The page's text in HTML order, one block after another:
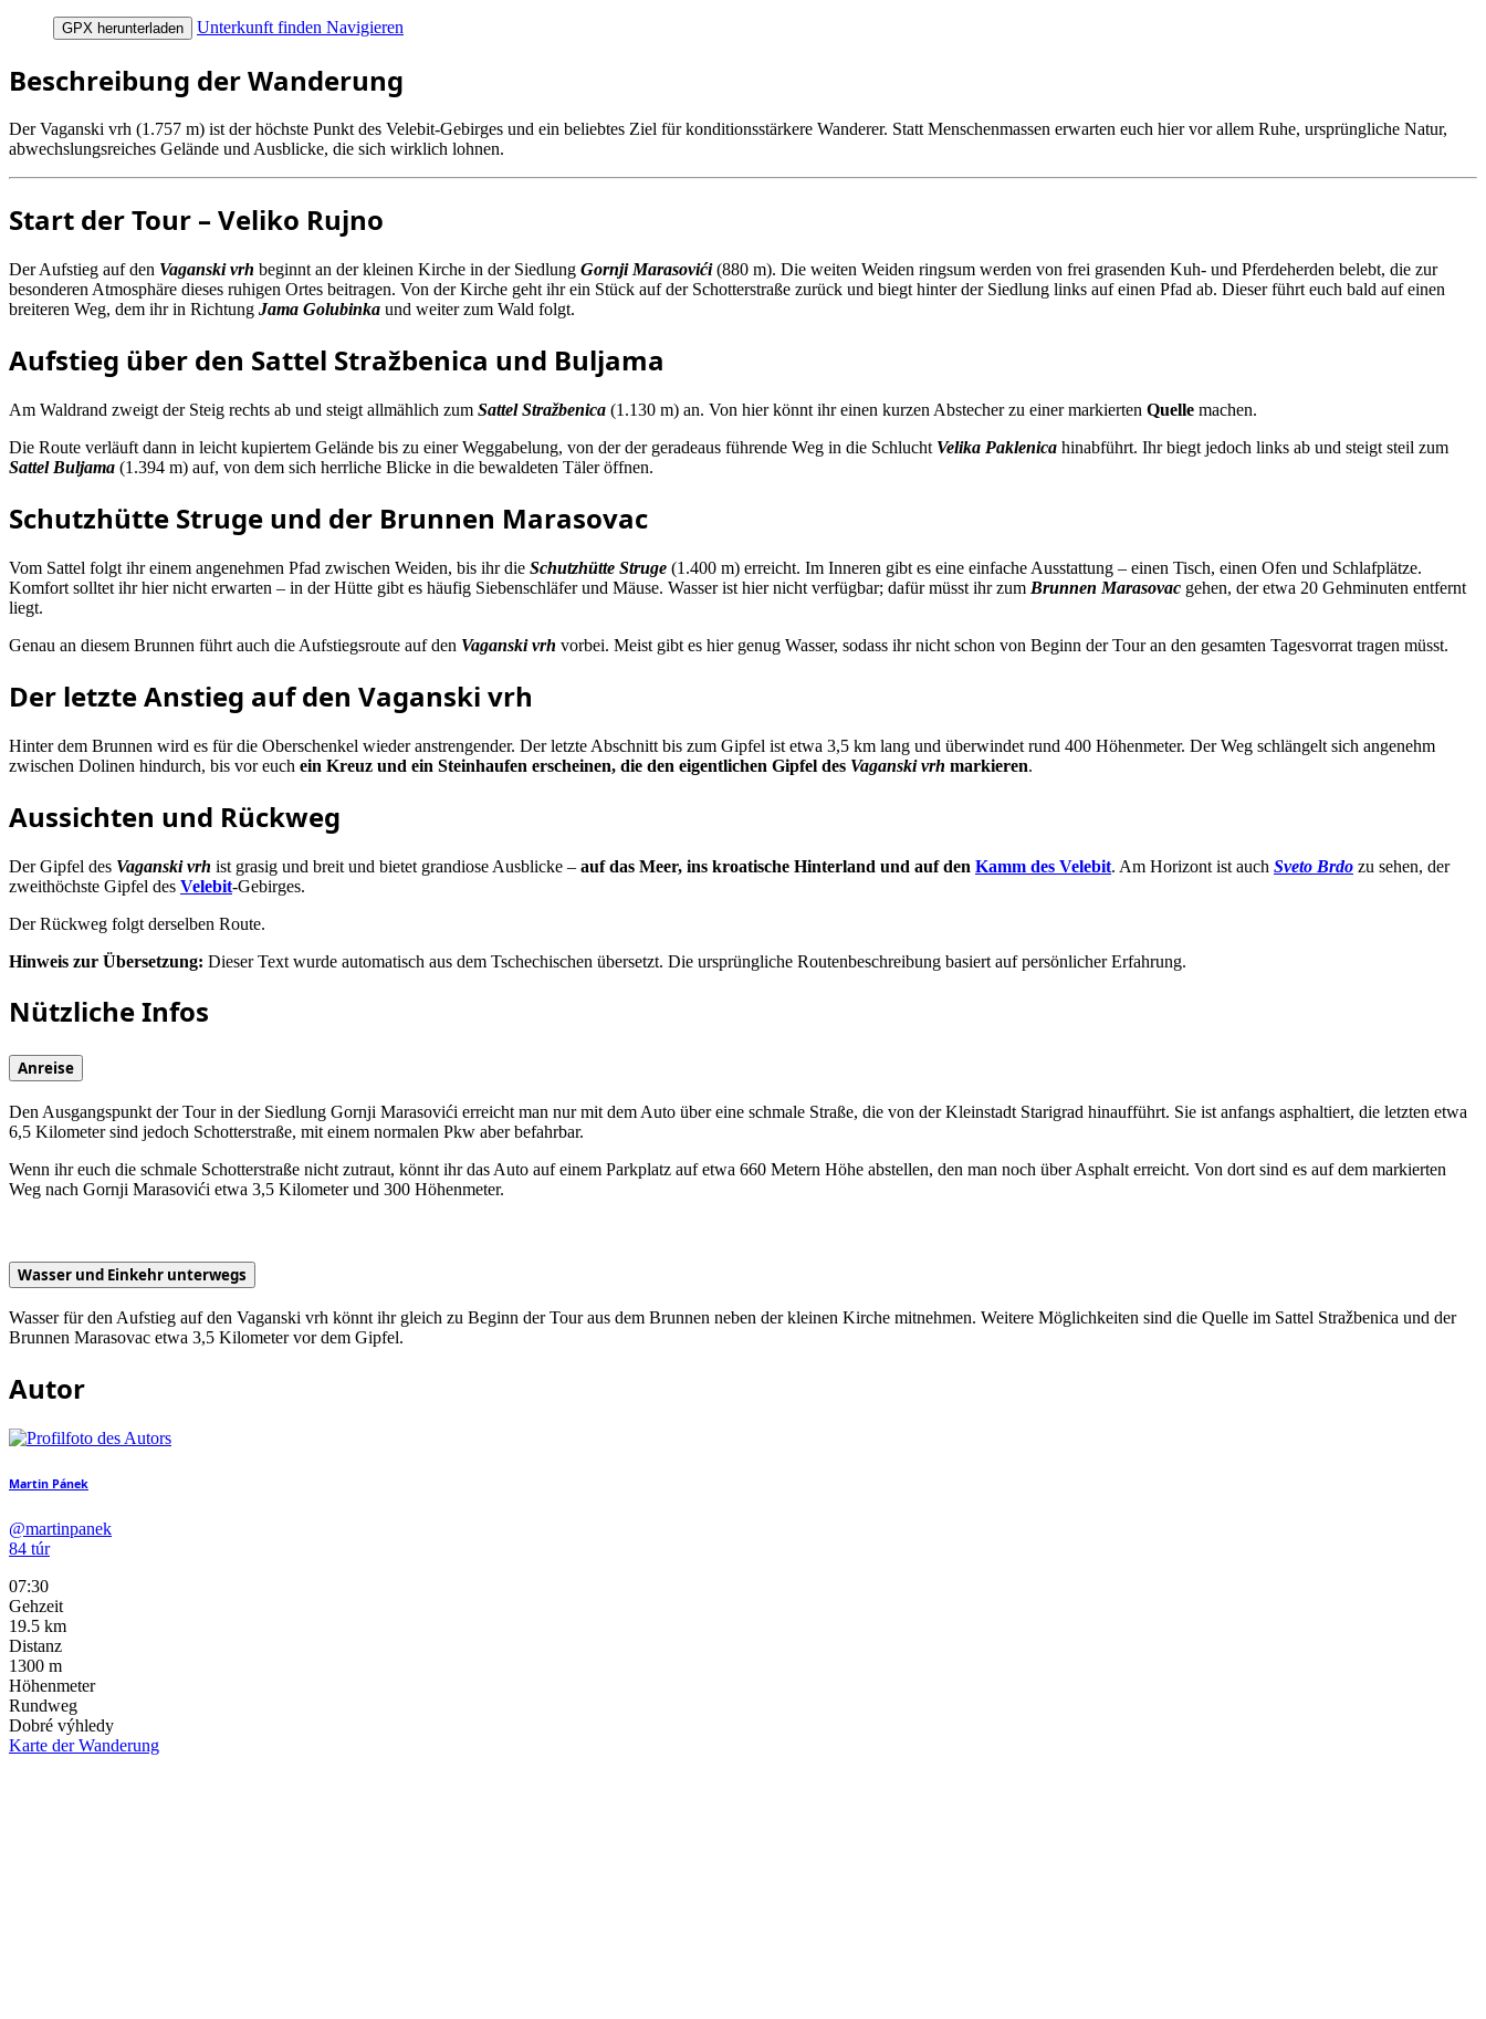
GPX herunterladen Unterkunft finden Navigieren
Beschreibung der Wanderung
Der Vaganski vrh (1.757 m) ist der höchste Punkt des Velebit-Gebirges und ein beliebtes Ziel für konditionsstärkere Wanderer. Statt Menschenmassen erwarten euch hier vor allem Ruhe, ursprüngliche Natur,
abwechslungsreiches Gelände und Ausblicke, die sich wirklich lohnen.
Start der Tour – Veliko Rujno
Der Aufstieg auf den Vaganski vrh beginnt an der kleinen Kirche in der Siedlung Gornji Marasovići(880 m). Die weiten Weiden ringsum werden von frei grasenden Kuh- und Pferdeherden belebt, die zur
besonderen Atmosphäre dieses ruhigen Ortes beitragen. Von der Kirche geht ihr ein Stück auf der Schotterstraße zurück und biegt hinter der Siedlung links auf einen Pfad ab. Dieser führt euch bald auf einen
breiteren Weg, dem ihr in Richtung Jama Golubinka und weiter zum Wald folgt.
Aufstieg über den Sattel Stražbenica und Buljama
Am Waldrand zweigt der Steig rechts ab und steigt allmählich zum Sattel Stražbenica (1.130 m) an. Von hier könnt ihr einen kurzen Abstecher zu einer markierten Quelle machen.
Die Route verläuft dann in leicht kupiertem Gelände bis zu einer Weggabelung, von der der geradeaus führende Weg in die Schlucht Velika Paklenica hinabführt. Ihr biegt jedoch links ab und steigt steil zum
Sattel Buljama (1.394 m) auf, von dem sich herrliche Blicke in die bewaldeten Täler öffnen.
Schutzhütte Struge und der Brunnen Marasovac
Vom Sattel folgt ihr einem angenehmen Pfad zwischen Weiden, bis ihr die Schutzhütte Struge (1.400 m) erreicht. Im Inneren gibt es eine einfache Ausstattung – einen Tisch, einen Ofen und Schlafplätze.
Komfort solltet ihr hier nicht erwarten – in der Hütte gibt es häufig Siebenschläfer und Mäuse. Wasser ist hier nicht verfügbar; dafür müsst ihr zum Brunnen Marasovac gehen, der etwa 20 Gehminuten entfernt
liegt.
Genau an diesem Brunnen führt auch die Aufstiegsroute auf den Vaganski vrh vorbei. Meist gibt es hier genug Wasser, sodass ihr nicht schon von Beginn der Tour an den gesamten Tagesvorrat tragen müsst.
Der letzte Anstieg auf den Vaganski vrh
Hinter dem Brunnen wird es für die Oberschenkel wieder anstrengender. Der letzte Abschnitt bis zum Gipfel ist etwa 3,5 km lang und überwindet rund 400 Höhenmeter. Der Weg schlängelt sich angenehm
zwischen Dolinen hindurch, bis vor euch ein Kreuz und ein Steinhaufen erscheinen, die den eigentlichen Gipfel des Vaganski vrh markieren.
Aussichten und Rückweg
Der Gipfel des Vaganski vrh ist grasig und breit und bietet grandiose Ausblicke – auf das Meer, ins kroatische Hinterland und auf den Kamm des Velebit. Am Horizont ist auch Sveto Brdo zu sehen, der
zweithöchste Gipfel des Velebit-Gebirges.
Der Rückweg folgt derselben Route.
Hinweis zur Übersetzung: Dieser Text wurde automatisch aus dem Tschechischen übersetzt. Die ursprüngliche Routenbeschreibung basiert auf persönlicher Erfahrung.
Nützliche Infos
Anreise
Den Ausgangspunkt der Tour in der Siedlung Gornji Marasovići erreicht man nur mit dem Auto über eine schmale Straße, die von der Kleinstadt Starigrad hinaufführt. Sie ist anfangs asphaltiert, die letzten etwa
6,5 Kilometer sind jedoch Schotterstraße, mit einem normalen Pkw aber befahrbar.
Wenn ihr euch die schmale Schotterstraße nicht zutraut, könnt ihr das Auto auf einem Parkplatz auf etwa 660 Metern Höhe abstellen, den man noch über Asphalt erreicht. Von dort sind es auf dem markierten
Weg nach Gornji Marasovići etwa 3,5 Kilometer und 300 Höhenmeter.
Wasser und Einkehr unterwegs
Wasser für den Aufstieg auf den Vaganski vrh könnt ihr gleich zu Beginn der Tour aus dem Brunnen neben der kleinen Kirche mitnehmen. Weitere Möglichkeiten sind die Quelle im Sattel Stražbenica und der
Brunnen Marasovac etwa 3,5 Kilometer vor dem Gipfel.
Autor
Martin Pánek
@martinpanek
84 túr
07:30
Gehzeit
19.5 km
Distanz
1300 m
Höhenmeter
Rundweg
Dobré výhledy
Karte der Wanderung